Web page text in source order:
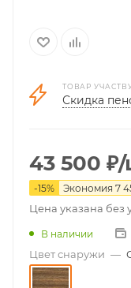
ТОВАР
Скидка
43 500 ₽/
-15% Экономия 7
Цена указана без
В наличии
Цвет снаружи —